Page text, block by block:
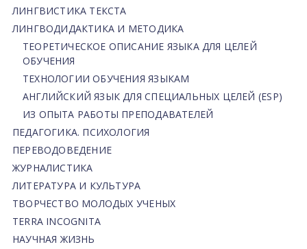
ЛИНГВИСТИКА ТЕКСТА
ЛИНГВОДИДАКТИКА И МЕТОДИКА
ТЕОРЕТИЧЕСКОЕ ОПИСАНИЕ ЯЗЫКА ДЛЯ ЦЕЛЕЙ
ОБУЧЕНИЯ
ТЕХНОЛОГИИ ОБУЧЕНИЯ ЯЗЫКАМ
АНГЛИЙСКИЙ ЯЗЫК ДЛЯ СПЕЦИАЛЬНЫХ ЦЕЛЕЙ (ESP)
ИЗ ОПЫТА РАБОТЫ ПРЕПОДАВАТЕЛЕЙ
ПЕДАГОГИКА. ПСИХОЛОГИЯ
ПЕРЕВОДОВЕДЕНИЕ
ЖУРНАЛИСТИКА
ЛИТЕРАТУРА И КУЛЬТУРА
ТВОРЧЕСТВО МОЛОДЫХ УЧЕНЫХ
TERRA INCOGNITA
НАУЧНАЯ ЖИЗНЬ